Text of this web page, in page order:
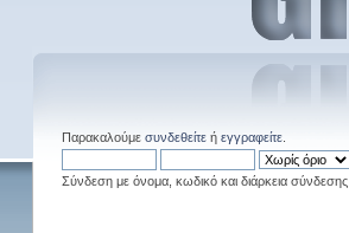
Παρακαλούμε συνδεθείτεή εγγραφείτε.
Σύνδεση με όνομα, κωδικό και διάρκεια σύνδεσης